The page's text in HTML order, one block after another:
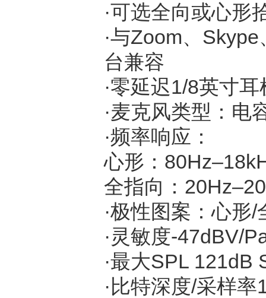
·可选全向或心形
·与Zoom、 Skype
台兼容
·零延迟1/8英寸耳
·麦克风类型：电
·频率响应：
心形： 80Hz–
全指向： 20Hz–
·极性图案：心形/
·灵敏度-47dBV/
·最大SPL 121dB
·比特深度/采样率